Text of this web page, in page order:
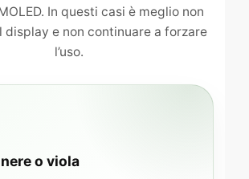
In questi casi è meglio non
display e non continuare a forzare
l’uso.
o viola